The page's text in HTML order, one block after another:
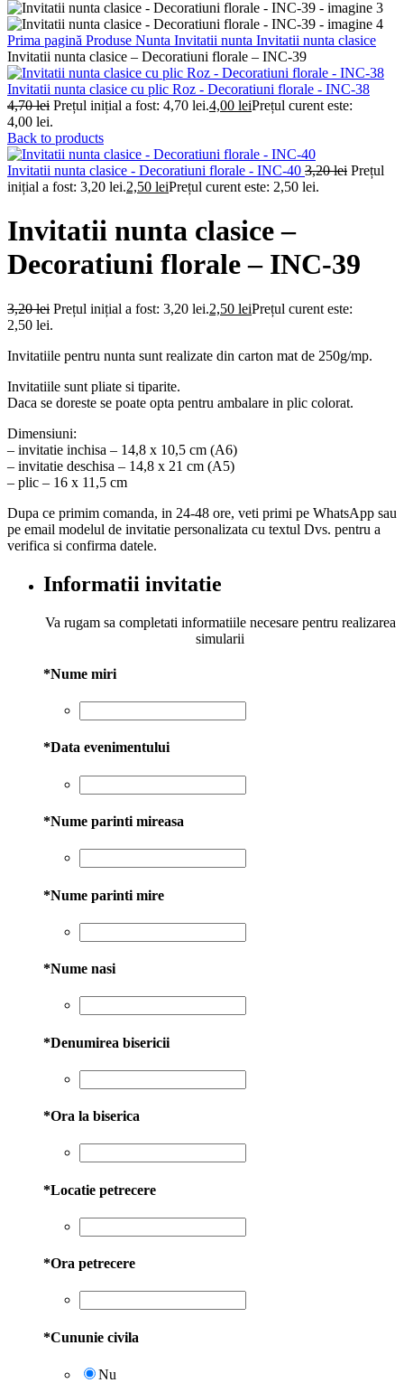
Prima pagină Produse Nunta Invitatii nunta Invitatii nunta clasice
Invitatii nunta clasice – Decoratiuni florale – INC-39
Invitatii nunta clasice cu plic Roz - Decoratiuni florale - INC-38
4,70lei Prețul inițial a fost: 4,70 lei.4,00 leiPrețul curent este:
4,00 lei.
Back to products
Invitatii nunta clasice - Decoratiuni florale - INC-40 3,20lei Prețul
inițial a fost: 3,20 lei.2,50 leiPrețul curent este: 2,50 lei.
Invitatii nunta clasice –
Decoratiuni florale – INC-39
3,20lei Prețul inițial a fost: 3,20 lei.2,50 leiPrețul curent este:
2,50 lei.
Invitatiile pentru nunta sunt realizate din carton mat de 250g/mp.
Invitatiile sunt pliate si tiparite.
Daca se doreste se poate opta pentru ambalare in plic colorat.
Dimensiuni:
– invitatie inchisa – 14,8 x 10,5 cm (A6)
– invitatie deschisa – 14,8 x 21 cm (A5)
– plic – 16 x 11,5 cm
Dupa ce primim comanda, in 24-48 ore, veti primi pe WhatsApp sau
pe email modelul de invitatie personalizata cu textul Dvs. pentru a
verifica si confirma datele.
Informatii invitatie
Va rugam sa completati informatiile necesare pentru realizarea
simularii
*Nume miri
*Data evenimentului
*Nume parinti mireasa
*Nume parinti mire
*Nume nasi
*Denumirea bisericii
*Ora la biserica
*Locatie petrecere
*Ora petrecere
*Cununie civila
Nu